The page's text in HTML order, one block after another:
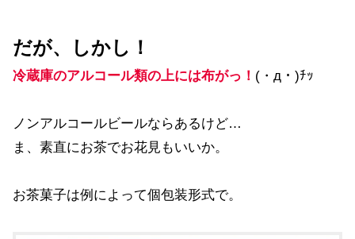
だが、しかし！
冷蔵庫のアルコール類の上には布がっ！ (・д・)ﾁｯ
ノンアルコールビールならあるけど…
ま、素直にお茶でお花見もいいか。
お茶菓子は例によって個包装形式で。